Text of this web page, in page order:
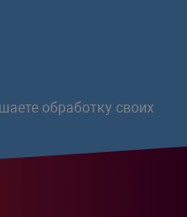
обработку своих